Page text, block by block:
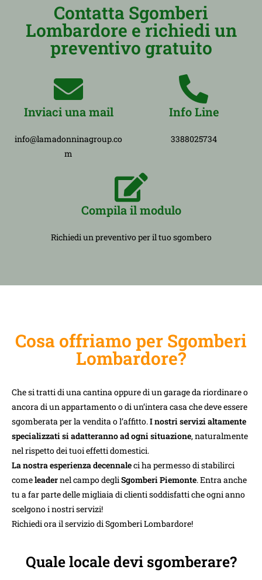
Contatta Sgomberi
Lombardore e richiedi un
preventivo gratuito
Inviaci una mail
info@lamadonninagroup.co
m
Info Line
3388025734
Compila il modulo
Richiedi un preventivo per il tuo sgombero
Cosa offriamo per Sgomberi
Lombardore?
Che si tratti di una cantina oppure di un garage da riordinare o
ancora di un appartamento o di un’intera casa che deve essere
sgomberata per la vendita o l’affitto.I nostri servizi altamente
specializzati si adatteranno ad ogni situazione, naturalmente
nel rispetto dei tuoi effetti domestici.
La nostra esperienza decennaleci ha permesso di stabilirci
comeleadernel campo degliSgomberi Piemonte. Entra anche
tu a far parte delle migliaia di clienti soddisfatti che ogni anno
scelgono i nostri servizi!
Richiedi ora il servizio di Sgomberi Lombardore!
Quale locale devi sgomberare?